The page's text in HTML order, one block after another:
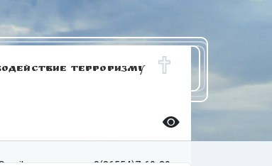
ТЕРРОРИЗМУ